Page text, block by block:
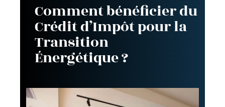
Comment bénéficier du
Crédit d’Impôt pour la
Transition
Énergétique ?